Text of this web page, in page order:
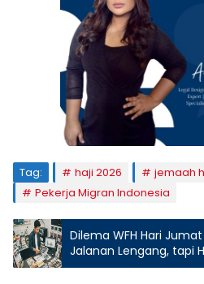
Tag: haji 2026
jemaah
Pekerja Migran Indonesia
Dilema WFH Hari
Jalanan Lengang, tapi
Kantor